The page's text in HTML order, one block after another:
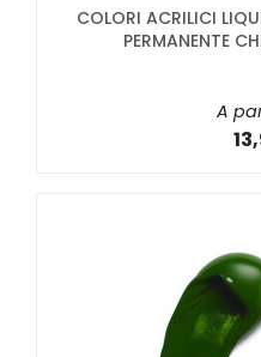
COLORI ACRILICI
PERMANENTE
A